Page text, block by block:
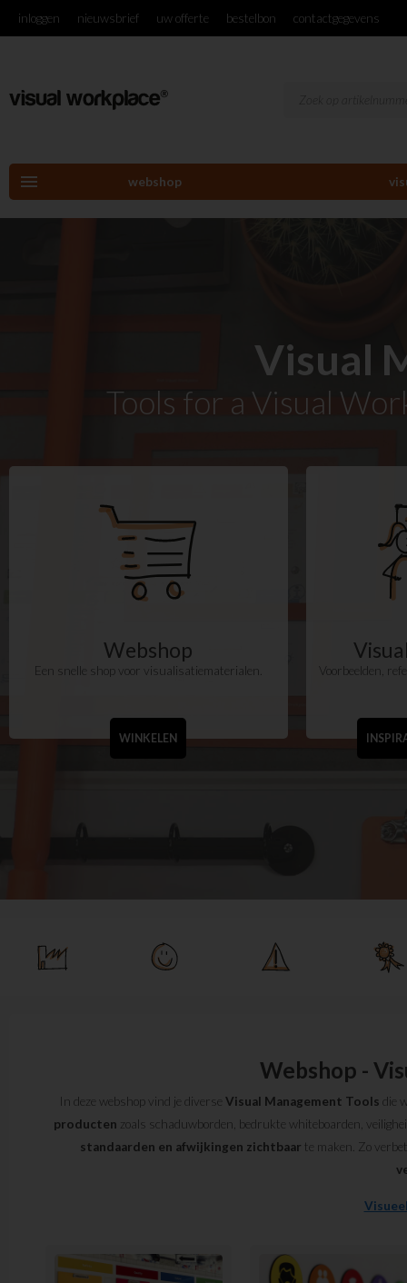
inloggen nieuwsbrief uw offerte bestelbon contactgegevens
menu webshop
Visual
Tools for a Visual
Webshop
Een snelle shop voor visualisatiematerialen.
WINKELEN
Voorbeelden,
Webshop -
In deze webshop vind je diverse Visual Management Tools die
producten zoals schaduwborden, bedrukte whiteboarden,
standaarden en afwijkingen zichtbaar te maken. Zo